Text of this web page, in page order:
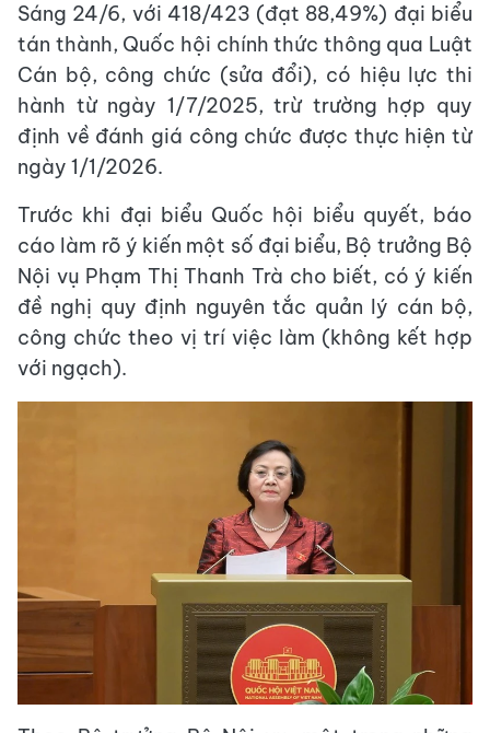
Sáng 24/6, với 418/423 (đạt 88,49%) đại biểu
tán thành, Quốc hội chính thức thông qua Luật
Cán bộ, công chức (sửa đổi), có hiệu lực thi
hành từ ngày 1/7/2025, trừ trường hợp quy
định về đánh giá công chức được thực hiện từ
ngày 1/1/2026.
Trước khi đại biểu Quốc hội biểu quyết, báo
cáo làm rõ ý kiến một số đại biểu, Bộ trưởng Bộ
Nội vụ Phạm Thị Thanh Trà cho biết, có ý kiến
đề nghị quy định nguyên tắc quản lý cán bộ,
công chức theo vị trí việc làm (không kết hợp
với ngạch).